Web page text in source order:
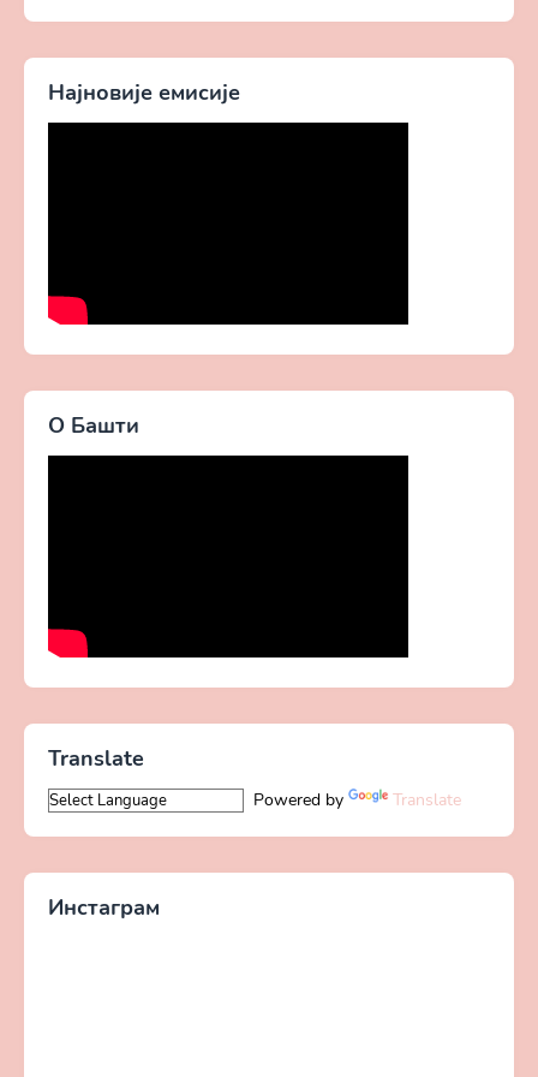
без Христа
Добротољубље за сваки
Најновије емисије
О Башти
Translate
Powered by Translate
Инстаграм